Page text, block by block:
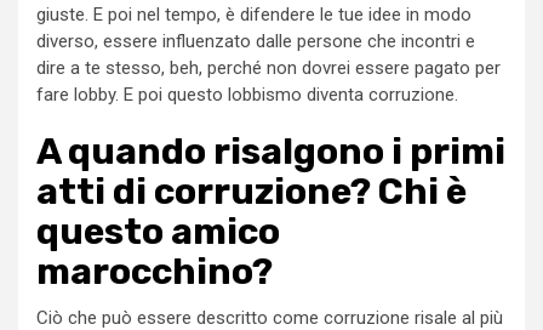
giuste. E poi nel tempo, è difendere le tue idee in modo
diverso, essere influenzato dalle persone che incontri e
dire a te stesso, beh, perché non dovrei essere pagato per
fare lobby. E poi questo lobbismo diventa corruzione.
A quando risalgono i primi
atti di corruzione? Chi è
questo amico
marocchino?
Ciò che può essere descritto come corruzione risale al più